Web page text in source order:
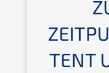
TENT